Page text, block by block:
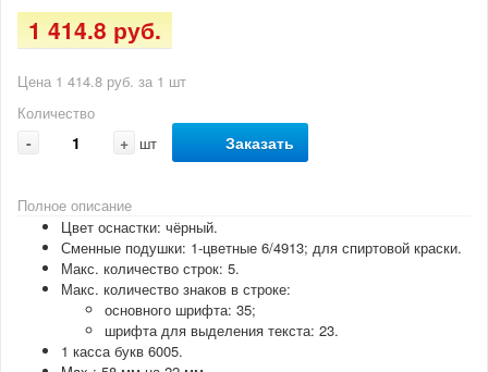
1 414.8 руб.
Цена 1 414.8 руб. за 1 шт
Количество
- + шт Заказать
Полное описание
Цвет оснастки: чёрный.
Сменные подушки: 1-цветные 6/4913; для спиртовой краски.
Макс. количество строк: 5.
Макс. количество знаков в строке:
основного шрифта: 35;
шрифта для выделения текста: 23.
1 касса букв 6005.